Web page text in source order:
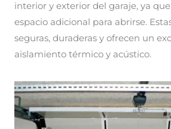
interior y exterior del garaje, ya
espacio adicional para abrirse.
seguras, duraderas y ofrecen un
aislamiento térmico y acústico.